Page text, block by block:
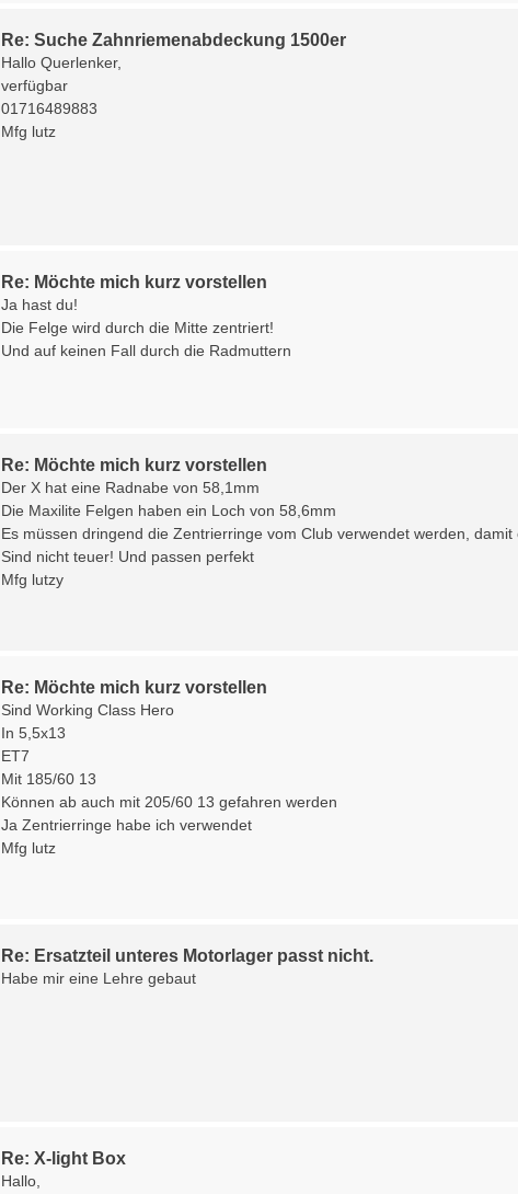
Re: Suche Zahnriemenabdeckung 1500er
Hallo Querlenker,
verfügbar
01716489883
Mfg lutz
Re: Möchte mich kurz vorstellen
Ja hast du!
Die Felge wird durch die Mitte zentriert!
Und auf keinen Fall durch die Radmuttern
Re: Möchte mich kurz vorstellen
Der X hat eine Radnabe von 58,1mm
Die Maxilite Felgen haben ein Loch von 58,6mm
Es müssen dringend die Zentrierringe vom Club verwendet werden,
Sind nicht teuer! Und passen perfekt
Mfg lutzy
Re: Möchte mich kurz vorstellen
Sind Working Class Hero
In 5,5x13
ET7
Mit 185/60 13
Können ab auch mit 205/60 13 gefahren werden
Ja Zentrierringe habe ich verwendet
Mfg lutz
Re: Ersatzteil unteres Motorlager passt nicht.
Habe mir eine Lehre gebaut
Re: X-light Box
Hallo,